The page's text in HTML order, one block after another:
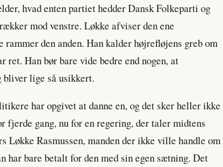
hvad enten partiet hedder Dansk Folkeparti og
mod venstre. Løkke afviser den ene
den anden. Han kalder højrefløjens greb om
ret. Han bør bare vide bedre end nogen, at
bliver lige så usikkert.
har opgivet at danne en, og det sker heller ikke
gang, nu for en regering, der taler midtens
Løkke Rasmussen, manden der ikke ville handle om
har bare betalt for den med sin egen sætning. Det